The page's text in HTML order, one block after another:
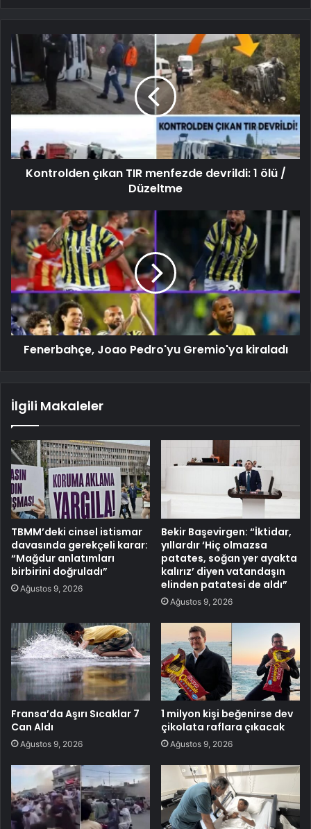
Kontrolden çıkan TIR menfezde devrildi: 1 ölü /
Düzeltme
Fenerbahçe, Joao Pedro'yu Gremio'ya kiraladı
İlgili Makaleler
TBMM’deki cinsel istismar
davasında gerekçeli karar:
“Mağdur anlatımları
birbirini doğruladı”
Ağustos 9, 2026
Bekir Başevirgen: “İktidar,
yıllardır ‘Hiç olmazsa
patates, soğan yer ayakta
kalırız’ diyen vatandaşın
elinden patatesi de aldı”
Ağustos 9, 2026
Fransa’da Aşırı Sıcaklar 7
Can Aldı
Ağustos 9, 2026
1 milyon kişi beğenirse dev
çikolata raflara çıkacak
Ağustos 9, 2026